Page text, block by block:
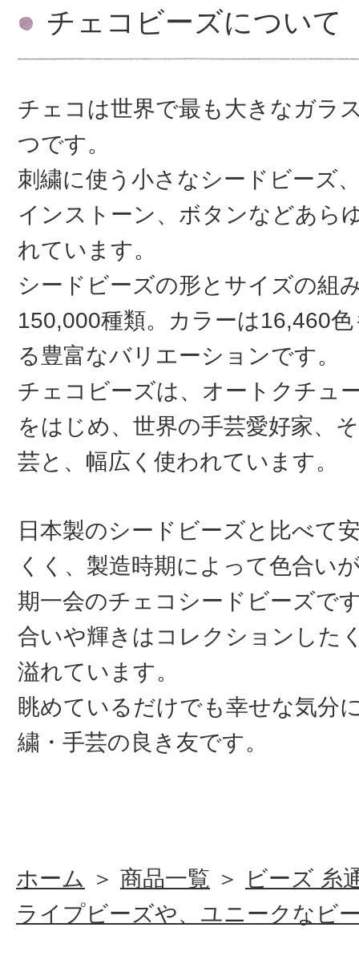
チェコビーズについて
チェコは世界で最も大きなガラ
つです。
刺繍に使う小さなシードビーズ
インストーン、ボタンなどあら
れています。
シードビーズの形とサイズの組
150,000種類。カラーは16,460
る豊富なバリエーションです。
チェコビーズは、オートクチュ
をはじめ、世界の手芸愛好家、
芸と、幅広く使われています。
日本製のシードビーズと比べて
くく、製造時期によって色合い
期一会のチェコシードビーズで
合いや輝きはコレクションした
溢れています。
眺めているだけでも幸せな気分
繍・手芸の良き友です。
ホーム ＞ 商品一覧 ＞
ビーズ 糸
ライプビーズや、ユニークなビ